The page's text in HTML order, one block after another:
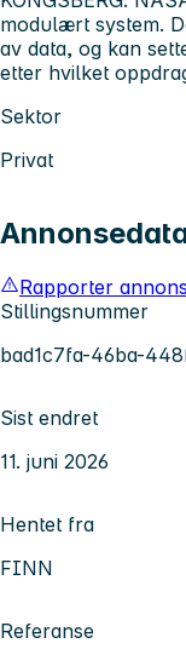
modulært system.
av data, og kan
etter hvilket
Sektor
Privat
Rapporter
Stillingsnummer
bad1c7fa-46ba-
Sist endret
11. juni 2026
Hentet fra
FINN
Referanse